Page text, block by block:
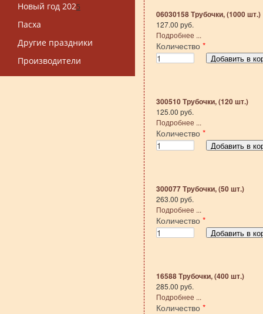
Новый год 2025
Пасха
Другие праздники
Производители
06030158 Трубочки, (1000 шт.)
127.00 руб.
Подробнее ...
Количество *
300510 Трубочки, (120 шт.)
125.00 руб.
Подробнее ...
Количество *
300077 Трубочки, (50 шт.)
263.00 руб.
Подробнее ...
Количество *
16588 Трубочки, (400 шт.)
285.00 руб.
Подробнее ...
Количество *